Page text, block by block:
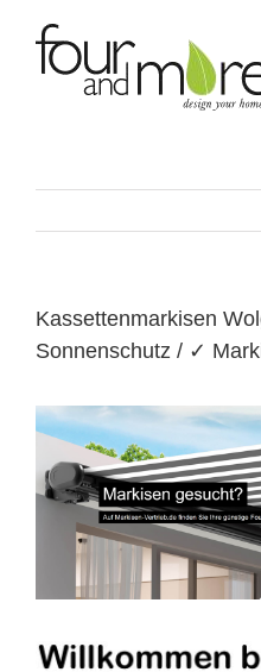
content
Kassettenmarkisen
Sonnenschutz / ✓